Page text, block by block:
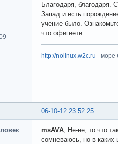
Благодаря, благодаря.
Запад и есть
учение было.
что офигеете.
http://nolinux.w2c.ru - море
06-10-12 23:52:25
msAVA , Не-не, то что
сомневаюсь, но в каких